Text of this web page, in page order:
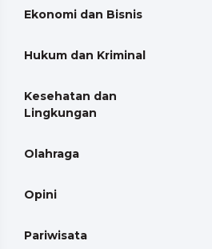
Ekonomi dan Bisnis
Hukum dan Kriminal
Kesehatan dan
Lingkungan
Olahraga
Opini
Pariwisata